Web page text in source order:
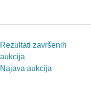
Rezultati završenih
aukcija
Najava aukcija